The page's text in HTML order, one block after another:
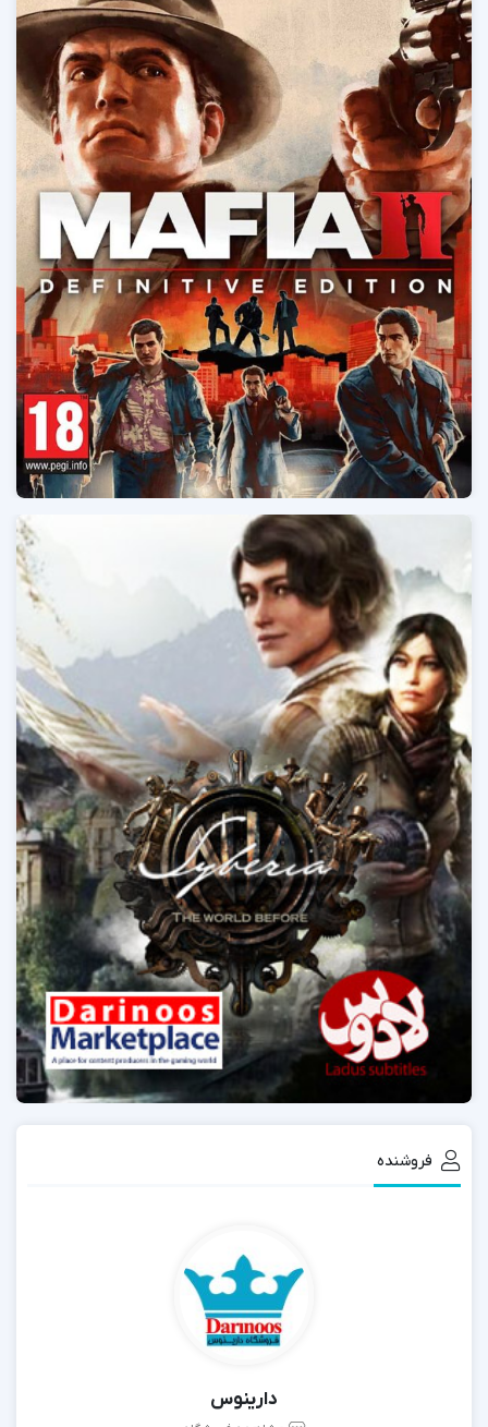
فراتر از بسیاری از بزرگان این سبک تعریف می کند.
نمایشگر
ویدیو
00:00
04:05
فروشنده
دارینوس